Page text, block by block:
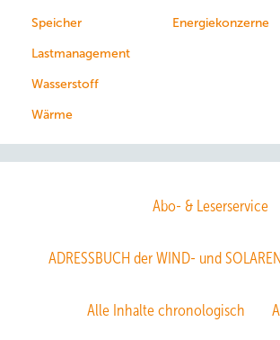
Speicher
Lastmanagement
Wasserstoff
Wärme
Energiekonzerne
Abo- & Leserservice
ADRESSBUCH der WIND- und
Alle Inhalte chronologisch